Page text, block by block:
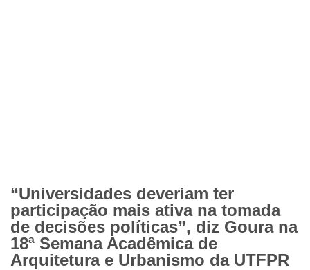
“Universidades deveriam ter
participação mais ativa na tomada
de decisões políticas”, diz Goura na
18ª Semana Acadêmica de
Arquitetura e Urbanismo da UTFPR